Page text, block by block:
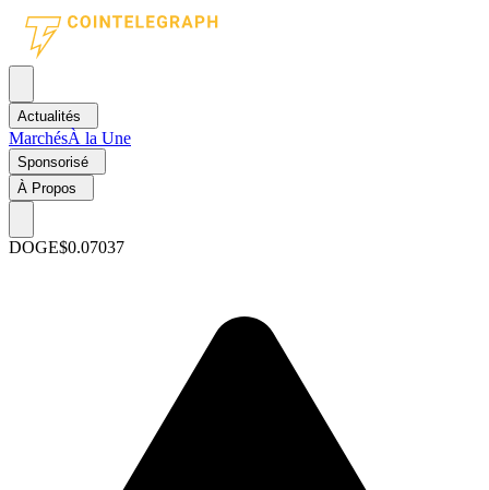
Actualités
MarchésÀ la Une
Sponsorisé
À Propos
DOGE$0.07037